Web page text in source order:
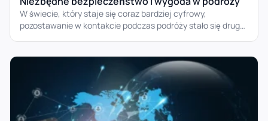
W świecie, który staje się coraz bardziej cyfrowy,
pozostawanie w kontakcie podczas podróży stało się drugą